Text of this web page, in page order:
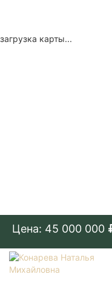
загрузка карты...
Цена: 45 000 000